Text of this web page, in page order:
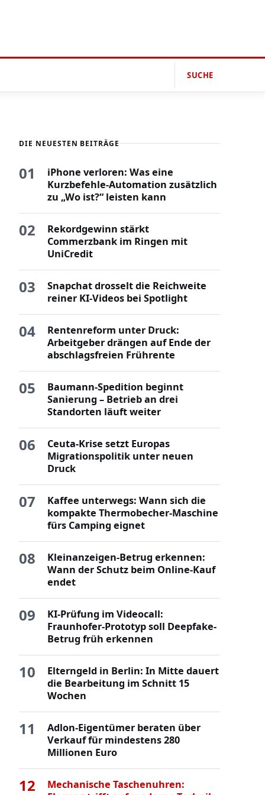
SUCHE
DIE NEUESTEN BEITRÄGE
01
iPhone verloren: Was eine
Kurzbefehle-Automation zusätzlich
zu „Wo ist?“ leisten kann
02
Rekordgewinn stärkt
Commerzbank im Ringen mit
UniCredit
03
Snapchat drosselt die Reichweite
reiner KI-Videos bei Spotlight
04
Rentenreform unter Druck:
Arbeitgeber drängen auf Ende der
abschlagsfreien Frührente
05
Baumann-Spedition beginnt
Sanierung – Betrieb an drei
Standorten läuft weiter
06
Ceuta-Krise setzt Europas
Migrationspolitik unter neuen
Druck
07
Kaffee unterwegs: Wann sich die
kompakte Thermobecher-Maschine
fürs Camping eignet
08
Kleinanzeigen-Betrug erkennen:
Wann der Schutz beim Online-Kauf
endet
09
KI-Prüfung im Videocall:
Fraunhofer-Prototyp soll Deepfake-
Betrug früh erkennen
10
Elterngeld in Berlin: In Mitte dauert
die Bearbeitung im Schnitt 15
Wochen
11
Adlon-Eigentümer beraten über
Verkauf für mindestens 280
Millionen Euro
12
Mechanische Taschenuhren: